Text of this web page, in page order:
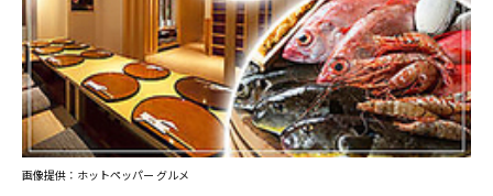
画像提供：ホットペッパー グルメ